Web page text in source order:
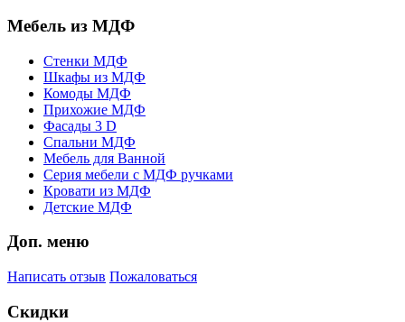
Мебель из МДФ
Стенки МДФ
Шкафы из МДФ
Комоды МДФ
Прихожие МДФ
Фасады 3 D
Спальни МДФ
Мебель для Ванной
Серия мебели с МДФ ручками
Кровати из МДФ
Детские МДФ
Доп. меню
Написать отзыв Пожаловаться
Скидки